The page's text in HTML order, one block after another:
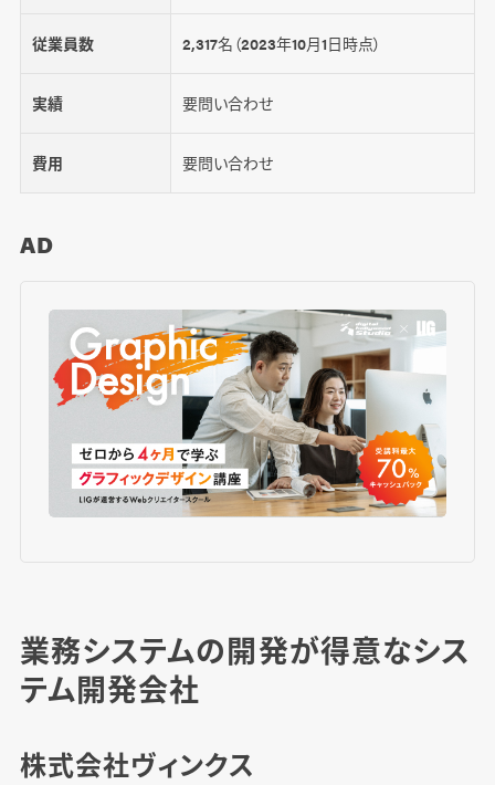
従業員数 2,317名（2023年10月1日時点）
実績 要問い合わせ
費用 要問い合わせ
AD
業務システムの開発が得意なシス
テム開発会社
株式会社ヴィンクス